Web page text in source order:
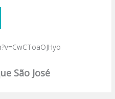
São José